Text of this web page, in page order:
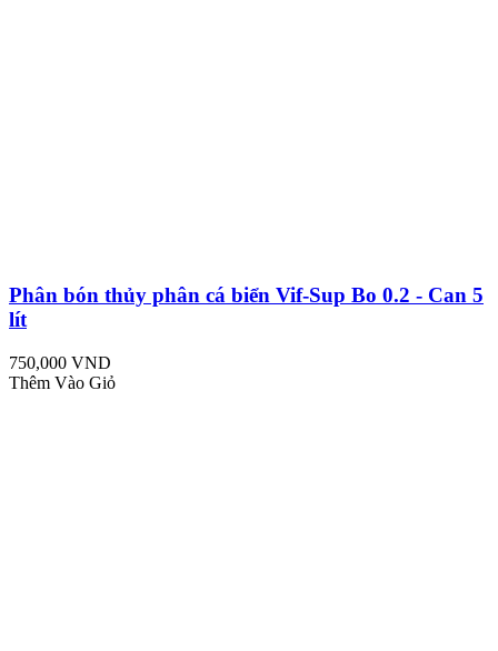
Phân bón thủy phân cá biển Vif-Sup Bo 0.2 - Can 5
lít
750,000 VND
Thêm Vào Giỏ